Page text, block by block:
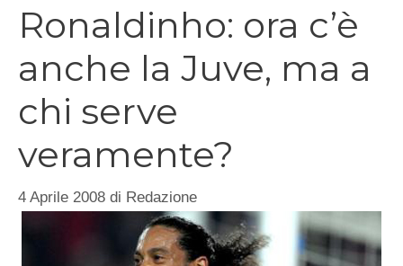
Ronaldinho: ora c’è
anche la Juve, ma a
chi serve
veramente?
4 Aprile 2008 di Redazione